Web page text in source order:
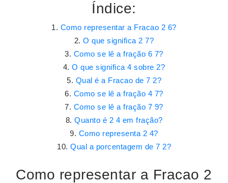
Índice:
Como representar a Fracao 2 6?
O que significa 2 7?
Como se lê a fração 6 7?
O que significa 4 sobre 2?
Qual é a Fracao de 7 2?
Como se lê a fração 4 7?
Como se lê a fração 7 9?
Quanto é 2 4 em fração?
Como representa 2 4?
Qual a porcentagem de 7 2?
Como representar a Fracao 2